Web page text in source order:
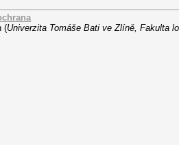
(Univerzita Tomáše Bati ve Zlíně, Fakulta